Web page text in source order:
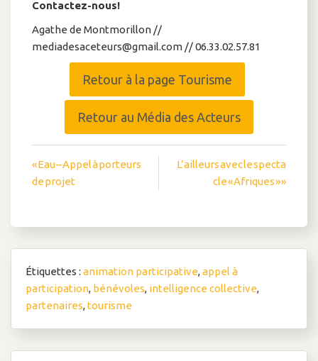
Contactez-nous!
Agathe de Montmorillon //
mediadesaceteurs@gmail.com // 06.33.02.57.81
Retour à la page Tourisme
Retour au Média des Acteurs
Navigation
de
« Eau – Appel à porteurs
de projet
L’ailleurs avec le specta
cle « Afriques » »
Étiquettes : animation participative,appel à
participation, bénévoles, intelligence collective,
partenaires,tourisme